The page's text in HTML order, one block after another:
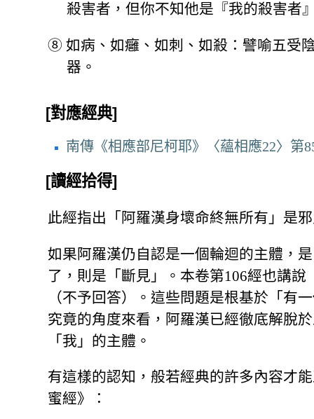
殺害者，但你不知他是『我的殺害者
⑧ 如病、如癰、如刺、如殺：譬喻五受
器。
[對應經典]
南傳《相應部尼柯耶》〈蘊相應22〉第
[讀經拾得]
此經指出「阿羅漢身壞命終無所有」是
如果阿羅漢仍自認是一個輪迴的主體，
了，則是「斷見」。本卷第106經也講
（不予回答）。這些問題是根基於「有
究竟的角度來看，阿羅漢已經徹底解脫
「我」的主體。
有這樣的認知，般若經典的許多內容才
蜜經》：